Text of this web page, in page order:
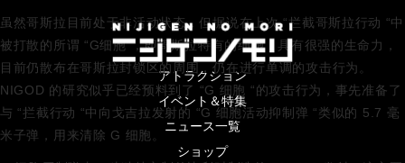
虽然哥斯拉目前处于非活动状态，但据说在上次 “拦截哥斯拉行动 “中
被打散的所谓 “G细胞”，即哥斯拉特有的细胞，具有很强的生命力，
目前仍散布在哥斯拉封锁区的周围，仍在进行单调的攻击行为。
NIGOD 的研究似乎已经预料到了 “G 细胞 “的攻击行为，事先准备了
与 “拦截行动 “中向戈吉拉发射的 “G 细胞活动抑制弹 “类似的 5.7 毫
米子弹，用来清除 G 细胞。
アトラクション
イベント＆特集
ニュース一覧
ショップ